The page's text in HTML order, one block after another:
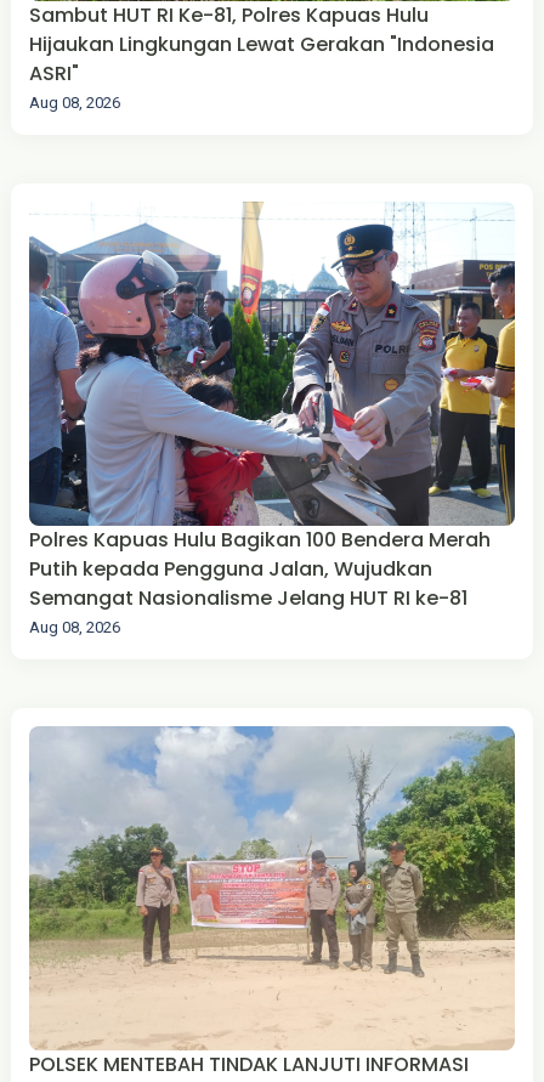
Sambut HUT RI Ke-81, Polres Kapuas Hulu
Hijaukan Lingkungan Lewat Gerakan "Indonesia
ASRI"
Aug 08, 2026
Polres Kapuas Hulu Bagikan 100 Bendera Merah
Putih kepada Pengguna Jalan, Wujudkan
Semangat Nasionalisme Jelang HUT RI ke-81
Aug 08, 2026
POLSEK MENTEBAH TINDAK LANJUTI INFORMASI